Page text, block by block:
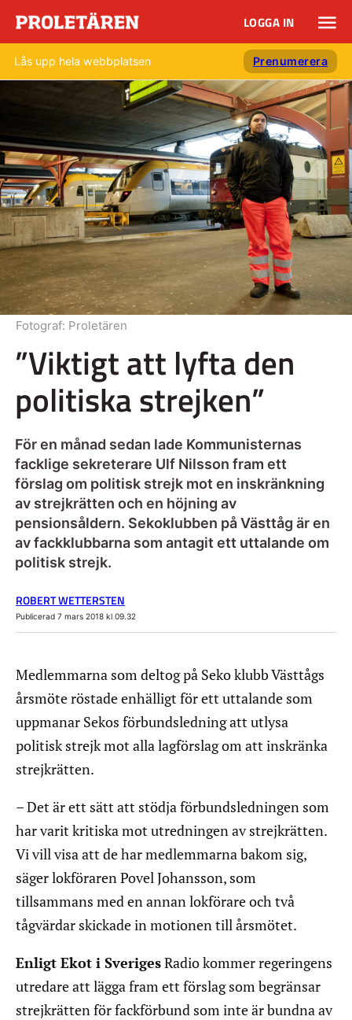
LOGGA IN
Lås upp hela webbplatsen Prenumerera
”Viktigt att lyfta den
politiska strejken”
För en månad sedan lade Kommunisternas
facklige sekreterare Ulf Nilsson fram ett
förslag om politisk strejk mot en inskränkning
av strejkrätten och en höjning av
pensionsåldern. Sekoklubben på Västtåg är en
av fackklubbarna som antagit ett uttalande om
politisk strejk.
Fotograf: Proletären
ROBERT WETTERSTEN
Publicerad 7 mars 2018 kl 09.32
Medlemmarna som deltog på Seko klubb Västtågs
årsmöte röstade enhälligt för ett uttalande som
uppmanar Sekos förbundsledning att utlysa
politisk strejk mot alla lagförslag om att inskränka
strejkrätten.
– Det är ett sätt att stödja förbundsledningen som
har varit kritiska mot utredningen av strejkrätten.
Vi vill visa att de har medlemmarna bakom sig,
säger lokföraren Povel Johansson, som
tillsammans med en annan lokförare och två
tågvärdar skickade in motionen till årsmötet.
Enligt Ekot i SverigesRadio kommer regeringens
utredare att lägga fram ett förslag som begränsar
strejkrätten för fackförbund som inte är bundna av